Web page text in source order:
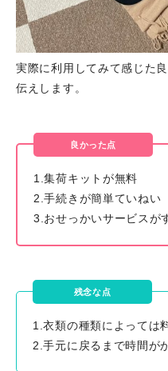
実際に利用してみて感じた
伝えします。
良かった点
1.集荷キットが無料
2.手続きが簡単ていねい
3.おせっかいサービスが
残念な点
1.衣類の種類によっては
2.手元に戻るまで時間が